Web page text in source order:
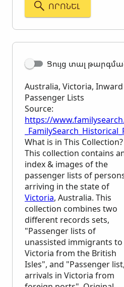
ՈՐՈՆԵԼ
Ցույց տալ
Australia, Victoria, Inward
Passenger Lists
Source:
https://
What is in This Collection?
This collection contains
index & images of the
passenger lists of
arriving in the state of
Victoria, Australia. This
collection combines two
different records sets,
"Passenger lists of
unassisted immigrants to
Victoria from the British
Isles", and "Passenger list,
arrivals in Victoria from